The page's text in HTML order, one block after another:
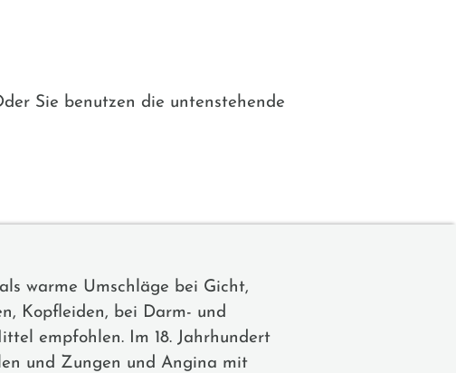
Sie benutzen die untenstehende
warme Umschläge bei Gicht,
Kopfleiden, bei Darm- und
empfohlen. Im 18. Jahrhundert
und Zungen und Angina mit